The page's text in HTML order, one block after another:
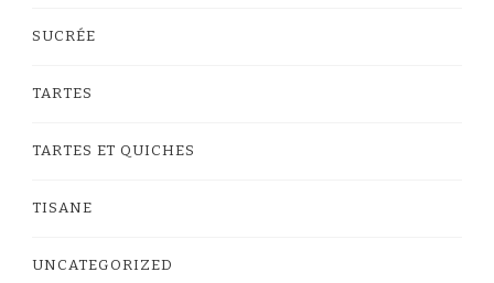
SUCRÉE
TARTES
TARTES ET QUICHES
TISANE
UNCATEGORIZED